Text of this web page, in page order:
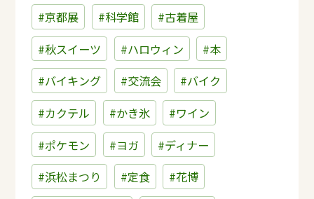
#京都展
#科学館
#古着屋
#秋スイーツ
#ハロウィン
#本
#バイキング
#交流会
#バイク
#カクテル
#かき氷
#ワイン
#ポケモン
#ヨガ
#ディナー
#浜松まつり
#定食
#花博